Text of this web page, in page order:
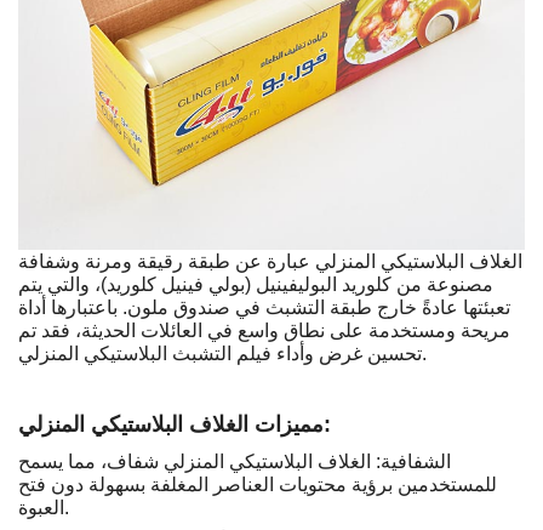
الغلاف البلاستيكي المنزلي عبارة عن طبقة رقيقة ومرنة وشفافة
مصنوعة من كلوريد البوليفينيل (بولي فينيل كلوريد)، والتي يتم
تعبئتها عادةً خارج طبقة التشبث في صندوق ملون. باعتبارها أداة
مريحة ومستخدمة على نطاق واسع في العائلات الحديثة، فقد تم
تحسين غرض وأداء فيلم التشبث البلاستيكي المنزلي.
مميزات الغلاف البلاستيكي المنزلي:
الشفافية: الغلاف البلاستيكي المنزلي شفاف، مما يسمح
للمستخدمين برؤية محتويات العناصر المغلفة بسهولة دون فتح
العبوة.